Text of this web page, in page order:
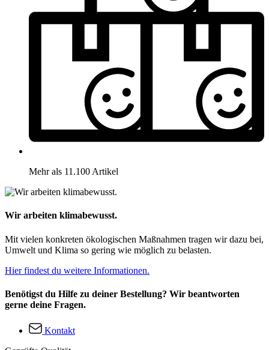
Mehr als 11.100 Artikel
Wir arbeiten klimabewusst.
Mit vielen konkreten ökologischen Maßnahmen tragen wir dazu bei,
Umwelt und Klima so gering wie möglich zu belasten.
Hier findest du weitere Informationen.
Benötigst du Hilfe zu deiner Bestellung? Wir beantworten
gerne deine Fragen.
Kontakt